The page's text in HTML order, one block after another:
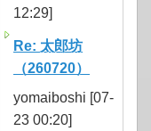
12:29]
Re: 太郎坊
（260720）
yomaiboshi [07-
23 00:20]